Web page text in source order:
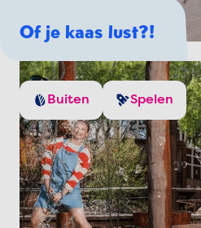
Of je kaas lust?!
Buiten Spelen